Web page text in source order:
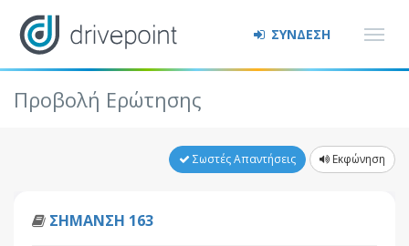
ΣΥΝΔΕΣΗ
Προβολή Ερώτησης
Σωστές Απαντήσεις Εκφώνηση
ΣΗΜΑΝΣΗ 163